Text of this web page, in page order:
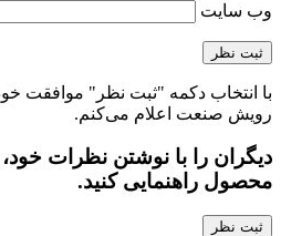
وب‌ سایت
با انتخاب دکمه "ثبت نظر" موافقت خود
رویش صنعت اعلام می‌کنم.
دیگران را با نوشتن نظرات خود،
محصول راهنمایی کنید.
ثبت نظر